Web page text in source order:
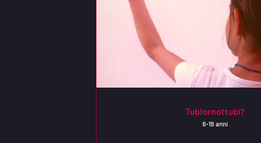
Tubiornottubì?
6-19 anni